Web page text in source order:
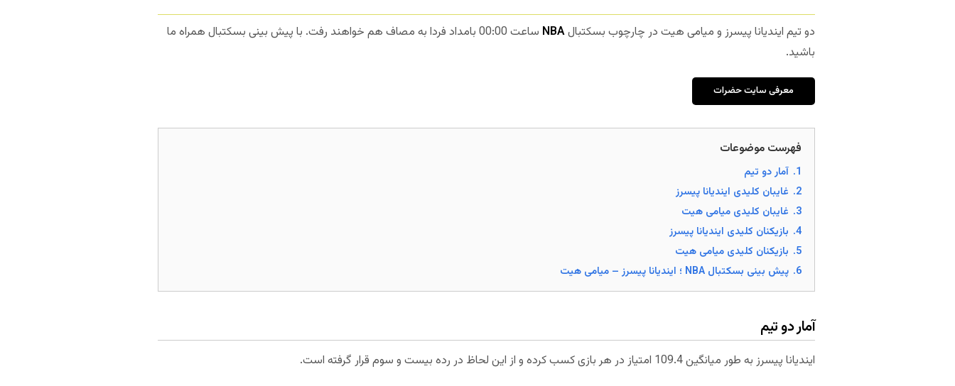
دو تیم ایندیانا پیسرز و میامی هیت در چارچوب بسکتبالNBA
ساعت 00:00 بامداد فردا به مصاف هم خواهند رفت. با پیش بینی بسکتبال همراه ما
باشید.
معرفی سایت حضرات
فهرست موضوعات
1. آمار دو تیم
2. غایبان کلیدی ایندیانا پیسرز
3. غایبان کلیدی میامی هیت
4. بازیکنان کلیدی ایندیانا پیسرز
5. بازیکنان کلیدی میامی هیت
6. پیش بینی بسکتبال NBA ؛ ایندیانا پیسرز – میامی هیت
آمار دو تیم
ایندیانا پیسرز به طور میانگین 109.4 امتیاز در هر بازی کسب کرده و از این لحاظ در رده بیست و سوم قرار گرفته است.